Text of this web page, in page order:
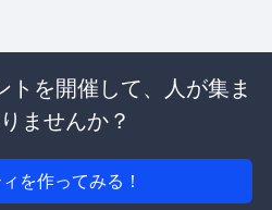
を開催して、人が集ま
ませんか？
を作ってみる！